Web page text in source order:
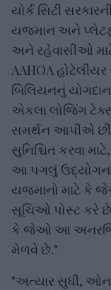
યોર્ક સિટી
યજમાન અને
અને રહેવાસીઓ
AAHOA હોટેલીયર
બિલિયનનું
એકલા લોજિંગ
સમર્થન આપીએ
સુનિશ્ચિત કરવા
આ પગલું
યજમાનો માટે કે
સૂચિઓ પોસ્ટ કરે
કે જેઓ આ
મેળવે છે."
"અત્યાર સુધી,